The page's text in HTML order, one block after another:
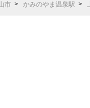
市 かみのやま温泉駅